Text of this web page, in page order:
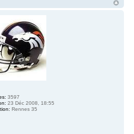
3597
23 Déc 2008, 18:55
Rennes 35